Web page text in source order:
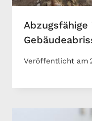
Veröffentlicht am